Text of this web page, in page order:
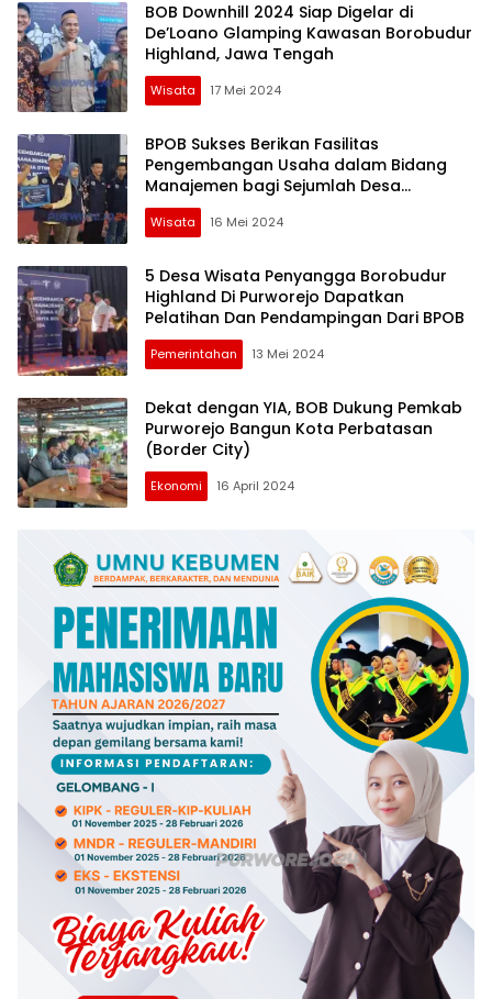
BOB Downhill 2024 Siap Digelar di
De’Loano Glamping Kawasan Borobudur
Highland, Jawa Tengah
Wisata 17 Mei 2024
BPOB Sukses Berikan Fasilitas
Pengembangan Usaha dalam Bidang
Manajemen bagi Sejumlah Desa
Penyangga Zona Otorita Borobudur di
Purworejo
Wisata 16 Mei 2024
5 Desa Wisata Penyangga Borobudur
Highland Di Purworejo Dapatkan
Pelatihan Dan Pendampingan Dari BPOB
Pemerintahan 13 Mei 2024
Dekat dengan YIA, BOB Dukung Pemkab
Purworejo Bangun Kota Perbatasan
(Border City)
Ekonomi 16 April 2024